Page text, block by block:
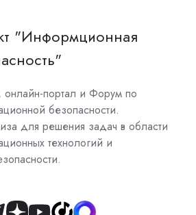
"Информционная
портал и Форум по
безопасности.
для решения задач в области
технологий и